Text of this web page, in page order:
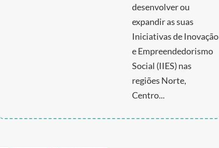
desenvolver ou
expandir as suas
Iniciativas de Inovação
e Empreendedorismo
Social (IIES) nas
regiões Norte,
Centro...